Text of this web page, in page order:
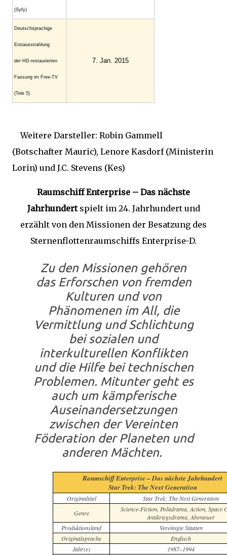
(Syfy)
Deutschsprachige
Erstausstrahlung
der HD-restaurierten
Fassung im Free-TV
(Tele 5)
7. Jan. 2015
Weitere Darsteller: Robin Gammell
(Botschafter Mauric), Lenore Kasdorf (Ministerin
Lorin) und J.C. Stevens (Kes)
Raumschiff Enterprise – Das nächste
Jahrhundertspielt im 24. Jahrhundert und
erzählt von den Missionen der Besatzung des
Sternenflottenraumschiffs Enterprise-D.
Zu den Missionen gehören
das Erforschen von fremden
Kulturen und von
Phänomenen im All, die
Vermittlung und Schlichtung
bei sozialen und
interkulturellen Konflikten
und die Hilfe bei technischen
Problemen. Mitunter geht es
auch um kämpferische
Auseinandersetzungen
zwischen der Vereinten
Föderation der Planeten und
anderen Mächten.
Raumschiff Enterprise – Das nächste Jahrhundert
Star Trek: The Next Generation
Originaltitel
Star Trek: The Next Generation
Genre
Science-Fiction, Politdrama, Action, Space
Antikriegsdrama, Abenteuer
Produktionsland
Vereinigte Staaten
Originalsprache
Englisch
Jahr(e)
1987–1994